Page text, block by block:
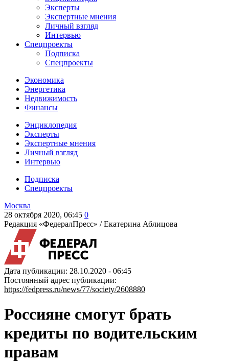
Эксперты
Экспертные мнения
Личный взгляд
Интервью
Спецпроекты
Подписка
Спецпроекты
Экономика
Энергетика
Недвижимость
Финансы
Энциклопедия
Эксперты
Экспертные мнения
Личный взгляд
Интервью
Подписка
Спецпроекты
Москва
28 октября 2020, 06:45 0
Редакция «ФедералПресс» /Екатерина Аблицова
Дата публикации: 28.10.2020 - 06:45
Постоянный адрес публикации:
https://fedpress.ru/news/77/society/2608880
Россияне смогут брать
кредиты по водительским
правам